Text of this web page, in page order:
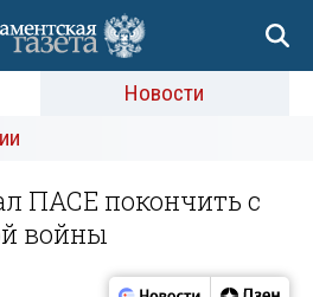
Новости
ПАСЕ покончить с
войны